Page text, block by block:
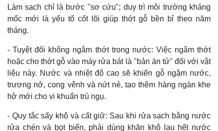
Làm sạch chỉ là bước "sơ cứu"; duy trì môi trường kháng
mốc mới là yếu tố cốt lõi giúp thớt gỗ bền bỉ theo năm
tháng.
- Tuyệt đối không ngâm thớt trong nước: Việc ngâm thớt
hoặc cho thớt gỗ vào máy rửa bát là "bản án tử" đối với vật
liệu này. Nước và nhiệt độ cao sẽ khiến gỗ ngậm nước,
trương nở, cong vênh và nứt nẻ, tạo thêm hàng ngàn khe
hở mới cho vi khuẩn trú ngụ.
- Quy tắc sấy khô và cất giữ: Sau khi rửa sạch bằng nước
rửa chén và bọt biển, phải dùng khăn khô lau hết nước